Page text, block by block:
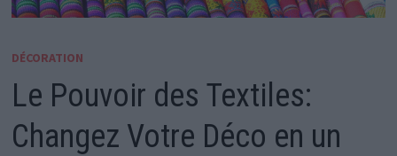
DÉCORATION
Le Pouvoir des Textiles:
Changez Votre Déco en un